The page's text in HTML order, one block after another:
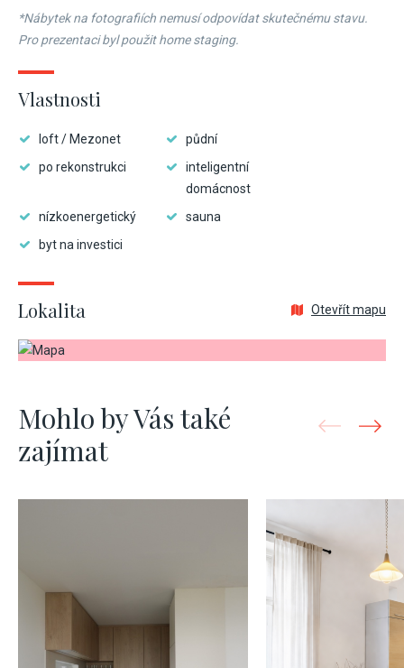
*Nábytek na fotografiích nemusí odpovídat skutečnému stavu.
Pro prezentaci byl použit home staging.
Vlastnosti
loft / Mezonet
půdní
po rekonstrukci
inteligentní
domácnost
nízkoenergetický
sauna
byt na investici
Lokalita Otevřít mapu
Mohlo by Vás také
zajímat